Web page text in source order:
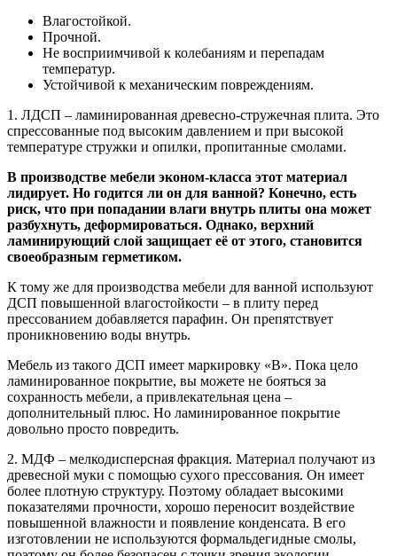
Влагостойкой.
Прочной.
Не восприимчивой к колебаниям и перепадам
температур.
Устойчивой к механическим повреждениям.
1. ЛДСП – ламинированная древесно-стружечная плита. Это
спрессованные под высоким давлением и при высокой
температуре стружки и опилки, пропитанные смолами.
В производстве мебели эконом-класса этот материал
лидирует. Но годится ли он для ванной? Конечно, есть
риск, что при попадании влаги внутрь плиты она может
разбухнуть, деформироваться. Однако, верхний
ламинирующий слой защищает её от этого, становится
своеобразным герметиком.
К тому же для производства мебели для ванной используют
ДСП повышенной влагостойкости – в плиту перед
прессованием добавляется парафин. Он препятствует
проникновению воды внутрь.
Мебель из такого ДСП имеет маркировку «В». Пока цело
ламинированное покрытие, вы можете не бояться за
сохранность мебели, а привлекательная цена –
дополнительный плюс. Но ламинированное покрытие
довольно просто повредить.
2. МДФ – мелкодисперсная фракция. Материал получают из
древесной муки с помощью сухого прессования. Он имеет
более плотную структуру. Поэтому обладает высокими
показателями прочности, хорошо переносит воздействие
повышенной влажности и появление конденсата. В его
изготовлении не используются формальдегидные смолы,